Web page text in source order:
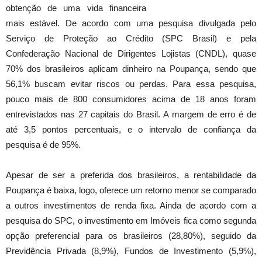
obtenção de uma vida financeira
mais estável. De acordo com uma pesquisa divulgada pelo
Serviço de Proteção ao Crédito (SPC Brasil) e pela
Confederação Nacional de Dirigentes Lojistas (CNDL), quase
70% dos brasileiros aplicam dinheiro na Poupança, sendo que
56,1% buscam evitar riscos ou perdas. Para essa pesquisa,
pouco mais de 800 consumidores acima de 18 anos foram
entrevistados nas 27 capitais do Brasil. A margem de erro é de
até 3,5 pontos percentuais, e o intervalo de confiança da
pesquisa é de 95%.
Apesar de ser a preferida dos brasileiros, a rentabilidade da
Poupança é baixa, logo, oferece um retorno menor se comparado
a outros investimentos de renda fixa. Ainda de acordo com a
pesquisa do SPC, o investimento em Imóveis fica como segunda
opção preferencial para os brasileiros (28,80%), seguido da
Previdência Privada (8,9%), Fundos de Investimento (5,9%),